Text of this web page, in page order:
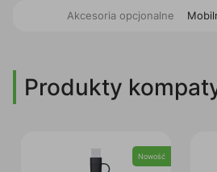
Akcesoria opcjonalne
Produkty
Nowość